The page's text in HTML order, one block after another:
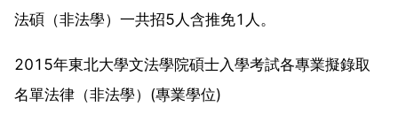
法碩（非法學）一共招5人含推免1人。
2015年東北大學文法學院碩士入學考試各專業擬錄取
名單法律（非法學）(專業學位)